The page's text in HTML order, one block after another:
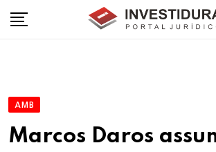
AMB
Marcos Daros